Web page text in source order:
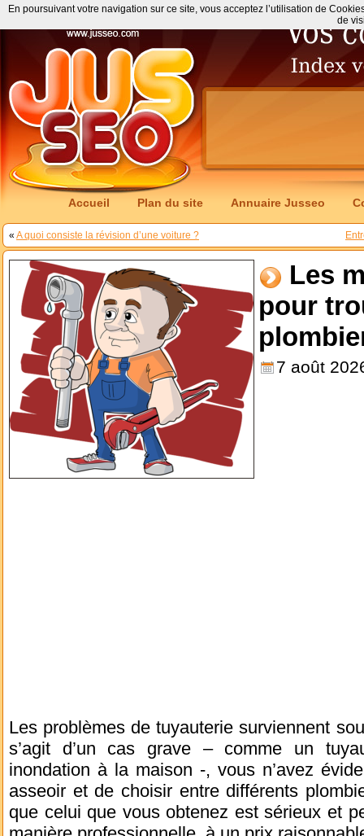
Accueil Plan du site Annuaire Jusseo
« A quoi consiste la révision d’une voiture ?
Les
pour
7 août
Les problèmes de tuyauterie surviennent
s’agit d’un cas grave – comme un
inondation à la maison -, vous n’avez
asseoir et de choisir entre différents
que celui que vous obtenez est sérieux et
En poursuivant votre navigation sur ce site, vous acceptez l’utilisation de
de